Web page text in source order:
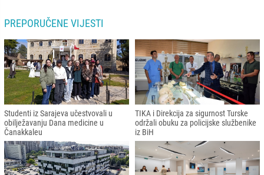
PREPORUČENE VIJESTI
Studenti iz Sarajeva učestvovali u
obilježavanju Dana medicine u
Čanakkaleu
TIKA i Direkcija za sigurnost Turske
održali obuku za policijske službenike
iz BiH